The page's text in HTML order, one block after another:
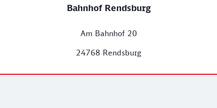
Bahnhof Rendsburg
Am Bahnhof 20
24768 Rendsburg